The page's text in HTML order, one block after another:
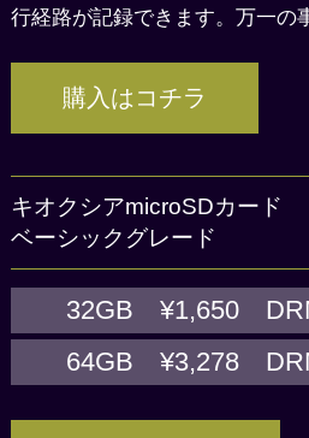
行経路が記録できます。万一の
購入はコチラ
キオクシアmicroSDカード
ベーシックグレード
32GB ¥1,650
64GB ¥3,278